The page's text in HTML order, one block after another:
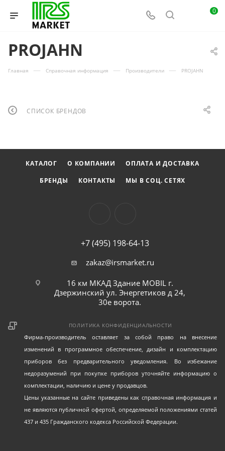
0
PROJAHN
Главная — Справочная информация — Производители — PROJAHN
СПИСОК БРЕНДОВ
КАТАЛОГ О КОМПАНИИ
ОПЛАТА И ДОСТАВКА
БРЕНДЫ
КОНТАКТЫ МЫ В СОЦ. СЕТЯХ
+7 (495) 198-64-13
zakaz@irsmarket.ru
16 км МКАД Здание MOBIL г.
Дзержинский ул. Энергетиков д 24,
30е ворота.
ПОЛИТИКА КОНФИДЕНЦИАЛЬНОСТИ
Фирма-производитель оставляет за собой право на внесение
изменений в программное обеспечение, дизайн и комплектацию
приборов без предварительного уведомления. Во избежание
недоразумений при покупке приборов уточняйте информацию о
комплектации, наличию и цене у продавцов.
Цены указанные на сайте приведены как справочная информация и
не являются публичной офертой, определяемой положениями статей
437 и 435 Гражданского кодекса Российской Федерации.